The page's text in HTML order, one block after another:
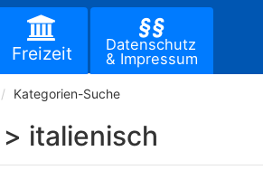
Freizeit
§§
Datenschutz
& Impressum
Kategorien-Suche
italienisch